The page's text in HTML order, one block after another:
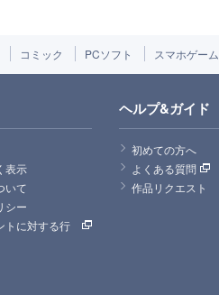
コミック PCソフト スマホゲーム
表示
いて
シー
トに対する行
ヘルプ&ガイド
初めての方へ
よくある質問
作品リクエスト